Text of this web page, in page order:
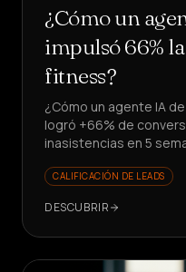
¿Cómo un
impulsó 66%
fitness?
¿Cómo un agente IA
logró +66% de
inasistencias en 5
CALIFICACIÓN DE LEADS
DESCUBRIR